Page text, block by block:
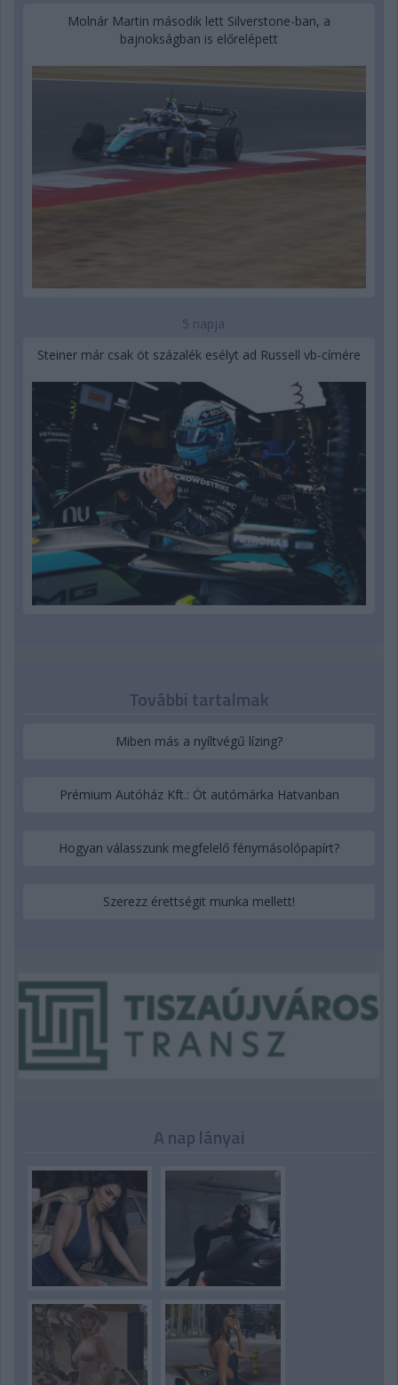
Molnár Martin második lett Silverstone-ban, a
bajnokságban is előrelépett
5 napja
Steiner már csak öt százalék esélyt ad Russell vb-címére
További tartalmak
Miben más a nyíltvégű lízing?
Prémium Autóház Kft.: Öt autómárka Hatvanban
Hogyan válasszunk megfelelő fénymásolópapírt?
Szerezz érettségit munka mellett!
A nap lányai